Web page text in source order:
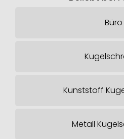
Büro
Kunststoff
Metall